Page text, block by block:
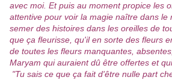
avec moi. Et puis au moment propice les
attentive pour voir la magie naître dans le
semer des histoires dans les oreilles de
que ça fleurisse, qu'il en sorte des fleurs
de toutes les fleurs manquantes,
Maryam qui auraient dû être offertes et
"Tu sais ce que ça fait d'être nulle part